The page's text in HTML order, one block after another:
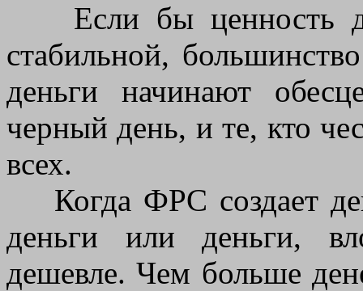
Если бы ценность
стабильной,
деньги начинают
черный день, и те, кто
всех.
Когда ФРС создает
деньги или деньги,
дешевле. Чем больше